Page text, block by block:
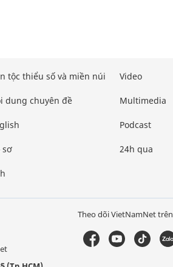
tộc thiểu số và miền núi
dung chuyên đề
sơ
Video
Multimedia
Podcast
24h qua
Theo dõi VietNamNet trên